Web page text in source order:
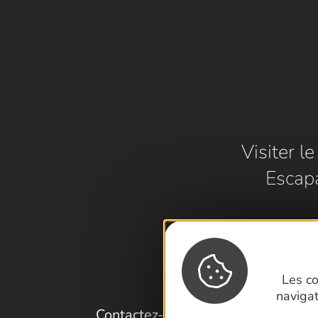
Les
Visiter